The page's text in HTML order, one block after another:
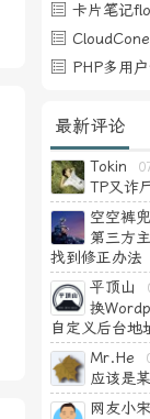
卡片笔记
PHP多用
最新评论
Tokin
TP又诈
空空裤兜
第三方
找到修正办法
平顶山
换
自定义后台地
Mr.He
应该是
网友小宋